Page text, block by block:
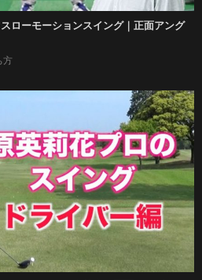
ローモーションスイング｜正面アング
方